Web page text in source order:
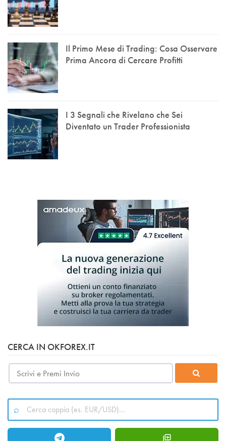
Il Primo Mese di Trading: Cosa Osservare
Prima Ancora di Cercare Profitti
I 3 Segnali che Rivelano che Sei
Diventato un Trader Professionista
CERCA IN OKFOREX.IT